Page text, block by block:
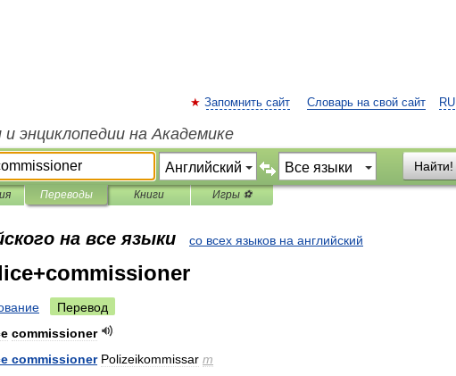
RU
Запомнить сайт Словарь на свой сайт
и энциклопедии на Академике
Найти!
Переводы Книги Игры ⚽
на все языки со всех языков на английский
Перевод
commissioner
commissioner Polizeikommissar m